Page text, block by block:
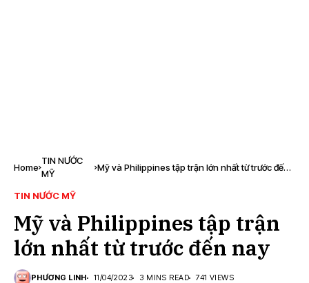
Home
TIN NƯỚC
MỸ
Mỹ và Philippines tập trận lớn nhất từ ​​trước đến
TIN NƯỚC MỸ
Mỹ và Philippines tập trận
lớn nhất từ ​​trước đến nay
PHƯƠNG LINH 11/04/2023 3 MINS READ 741 VIEWS